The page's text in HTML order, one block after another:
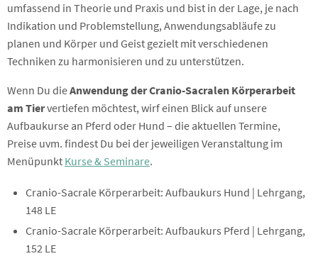
umfassend in Theorie und Praxis und bist in der Lage, je nach
Indikation und Problemstellung, Anwendungsabläufe zu
planen und Körper und Geist gezielt mit verschiedenen
Techniken zu harmonisieren und zu unterstützen.
Wenn Du dieAnwendung der Cranio-Sacralen Körperarbeit
am Tiervertiefen möchtest, wirf einen Blick auf unsere
Aufbaukurse an Pferd oder Hund – die aktuellen Termine,
Preise uvm. findest Du bei der jeweiligen Veranstaltung im
Menüpunkt Kurse & Seminare.
Cranio-Sacrale Körperarbeit: Aufbaukurs Hund | Lehrgang,
148 LE
Cranio-Sacrale Körperarbeit: Aufbaukurs Pferd | Lehrgang,
152 LE